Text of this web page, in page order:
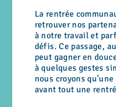
La rentrée
retrouver nos
à notre travail et
défis. Ce passage,
peut gagner en
à quelques gestes
nous croyons
avant tout une